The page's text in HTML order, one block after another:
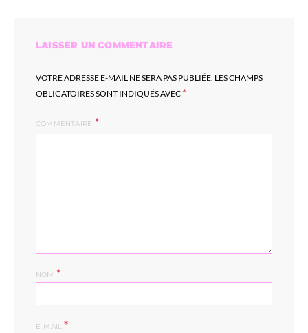
LAISSER UN COMMENTAIRE
VOTRE ADRESSE E-MAIL NE SERA PAS PUBLIÉE. LES CHAMPS
OBLIGATOIRES SONT INDIQUÉS AVEC *
COMMENTAIRE
NOM *
E-MAIL*